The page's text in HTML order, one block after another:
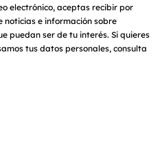
electrónico, aceptas recibir por
noticias e información sobre
puedan ser de tu interés. Si quieres
tus datos personales, consulta